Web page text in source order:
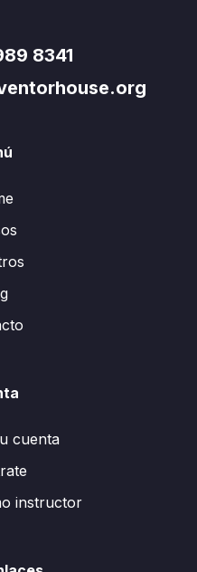
8341
cuenta
instructor